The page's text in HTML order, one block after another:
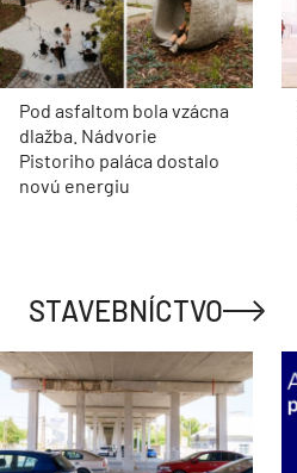
Pod asfaltom bola vzácna
dlažba. Nádvorie
Pistoriho paláca dostalo
novú energiu
STAVEBNÍCTVO